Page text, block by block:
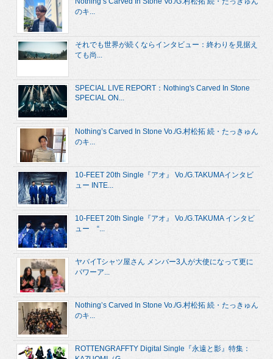
のキ...
それでも世界が続くならインタビュー：終わりを見据え
ても尚...
SPECIAL LIVE REPORT：Nothing's Carved In Stone
SPECIAL ON...
Nothing’s Carved In Stone Vo./G.村松拓 続・たっきゅん
のキ...
10-FEET 20th Single『アオ』 Vo./G.TAKUMAインタビ
ュー INTE...
10-FEET 20th Single『アオ』 Vo./G.TAKUMA インタビ
ュー “...
ヤバイTシャツ屋さん メンバー3人が大使になって更に
パワーア...
Nothing’s Carved In Stone Vo./G.村松拓 続・たっきゅん
のキ...
ROTTENGRAFFTY Digital Single『永遠と影』特集：